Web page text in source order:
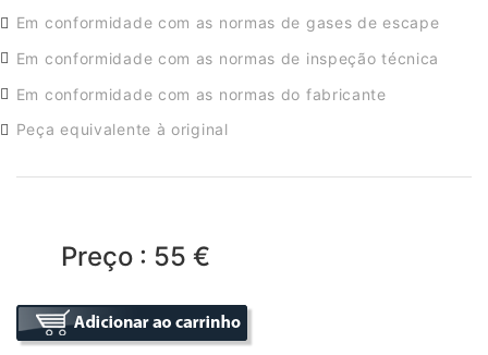
Em conformidade com as normas de gases de escape
Em conformidade com as normas de inspeção técnica
Em conformidade com as normas do fabricante
Peça equivalente à original
Preço : 55 €